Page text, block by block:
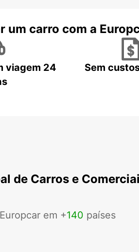
um carro com a
viagem 24
Sem
de Carros e
em +140 países